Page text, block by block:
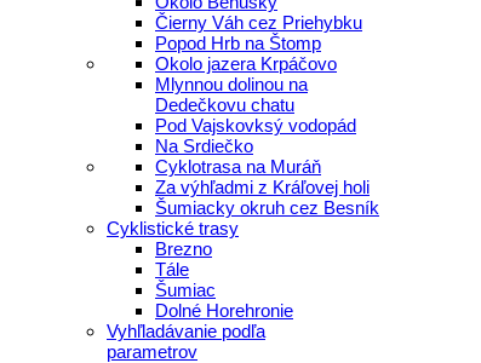
Čierny Váh cez Priehybku
Popod Hrb na Štomp
Okolo jazera Krpáčovo
Mlynnou dolinou na
Dedečkovu chatu
Pod Vajskovksý vodopád
Na Srdiečko
Cyklotrasa na Muráň
Za výhľadmi z Kráľovej holi
Šumiacky okruh cez Besník
Cyklistické trasy
Brezno
Tále
Šumiac
Dolné Horehronie
Vyhľladávanie podľa
parametrov